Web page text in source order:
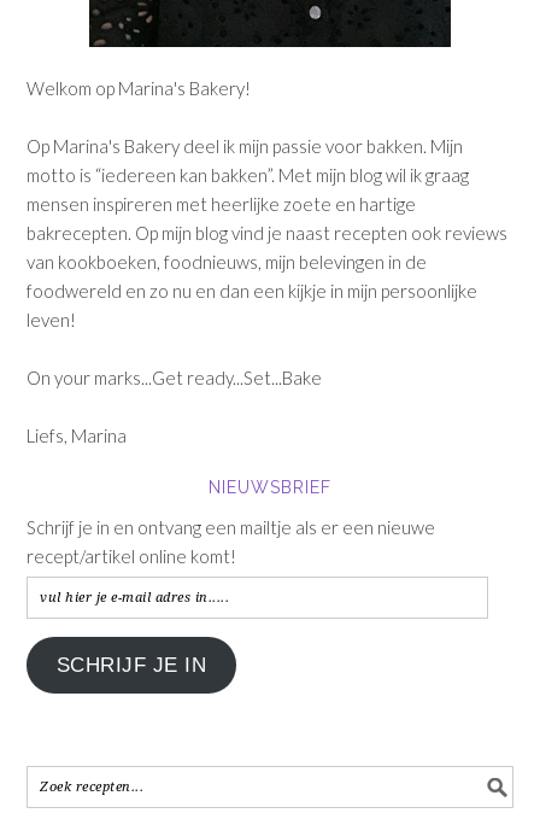
Welkom op Marina's Bakery!
Op Marina's Bakery deel ik mijn passie voor bakken. Mijn
motto is “iedereen kan bakken”. Met mijn blog wil ik graag
mensen inspireren met heerlijke zoete en hartige
bakrecepten. Op mijn blog vind je naast recepten ook reviews
van kookboeken, foodnieuws, mijn belevingen in de
foodwereld en zo nu en dan een kijkje in mijn persoonlijke
leven!
On your marks...Get ready...Set...Bake
Liefs, Marina
NIEUWSBRIEF
Schrijf je in en ontvang een mailtje als er een nieuwe
recept/artikel online komt!
vul
hier
je
e-
in.....
SCHRIJF JE IN